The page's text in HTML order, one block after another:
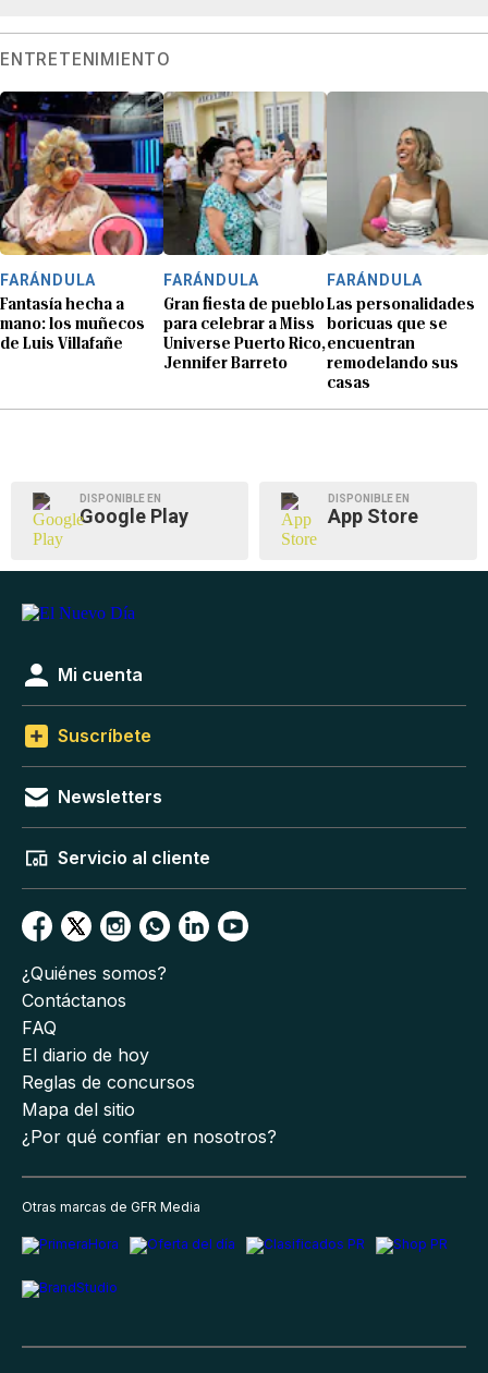
ENTRETENIMIENTO
FARÁNDULA
Fantasía hecha a
mano: los muñecos
de Luis Villafañe
FARÁNDULA
Gran fiesta de pueblo
para celebrar a Miss
Universe Puerto Rico,
Jennifer Barreto
FARÁNDULA
Las personalidades
boricuas que se
encuentran
remodelando sus
casas
DISPONIBLE EN
Google Play
DISPONIBLE EN
App Store
Mi cuenta
Suscríbete
Newsletters
Servicio al cliente
¿Quiénes somos?
Contáctanos
FAQ
El diario de hoy
Reglas de concursos
Mapa del sitio
¿Por qué confiar en nosotros?
Otras marcas de GFR Media